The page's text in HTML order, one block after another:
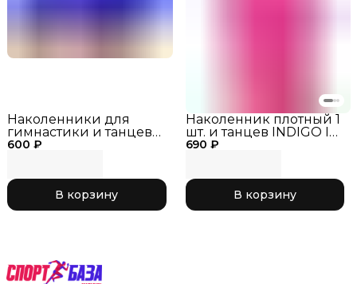
600 ₽
Наколенники для
гимнастики и танцев
INDIGO SM-113 Василек,
В корзину
690 ₽
Наколенник плотный 1
шт. и танцев INDIGO IN-
210 Розовый, р. L
В корзину